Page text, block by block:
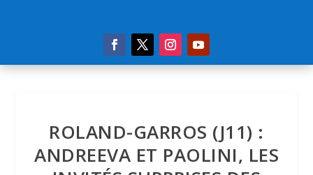
ROLAND-GARROS (J11) :
ANDREEVA ET PAOLINI, LES